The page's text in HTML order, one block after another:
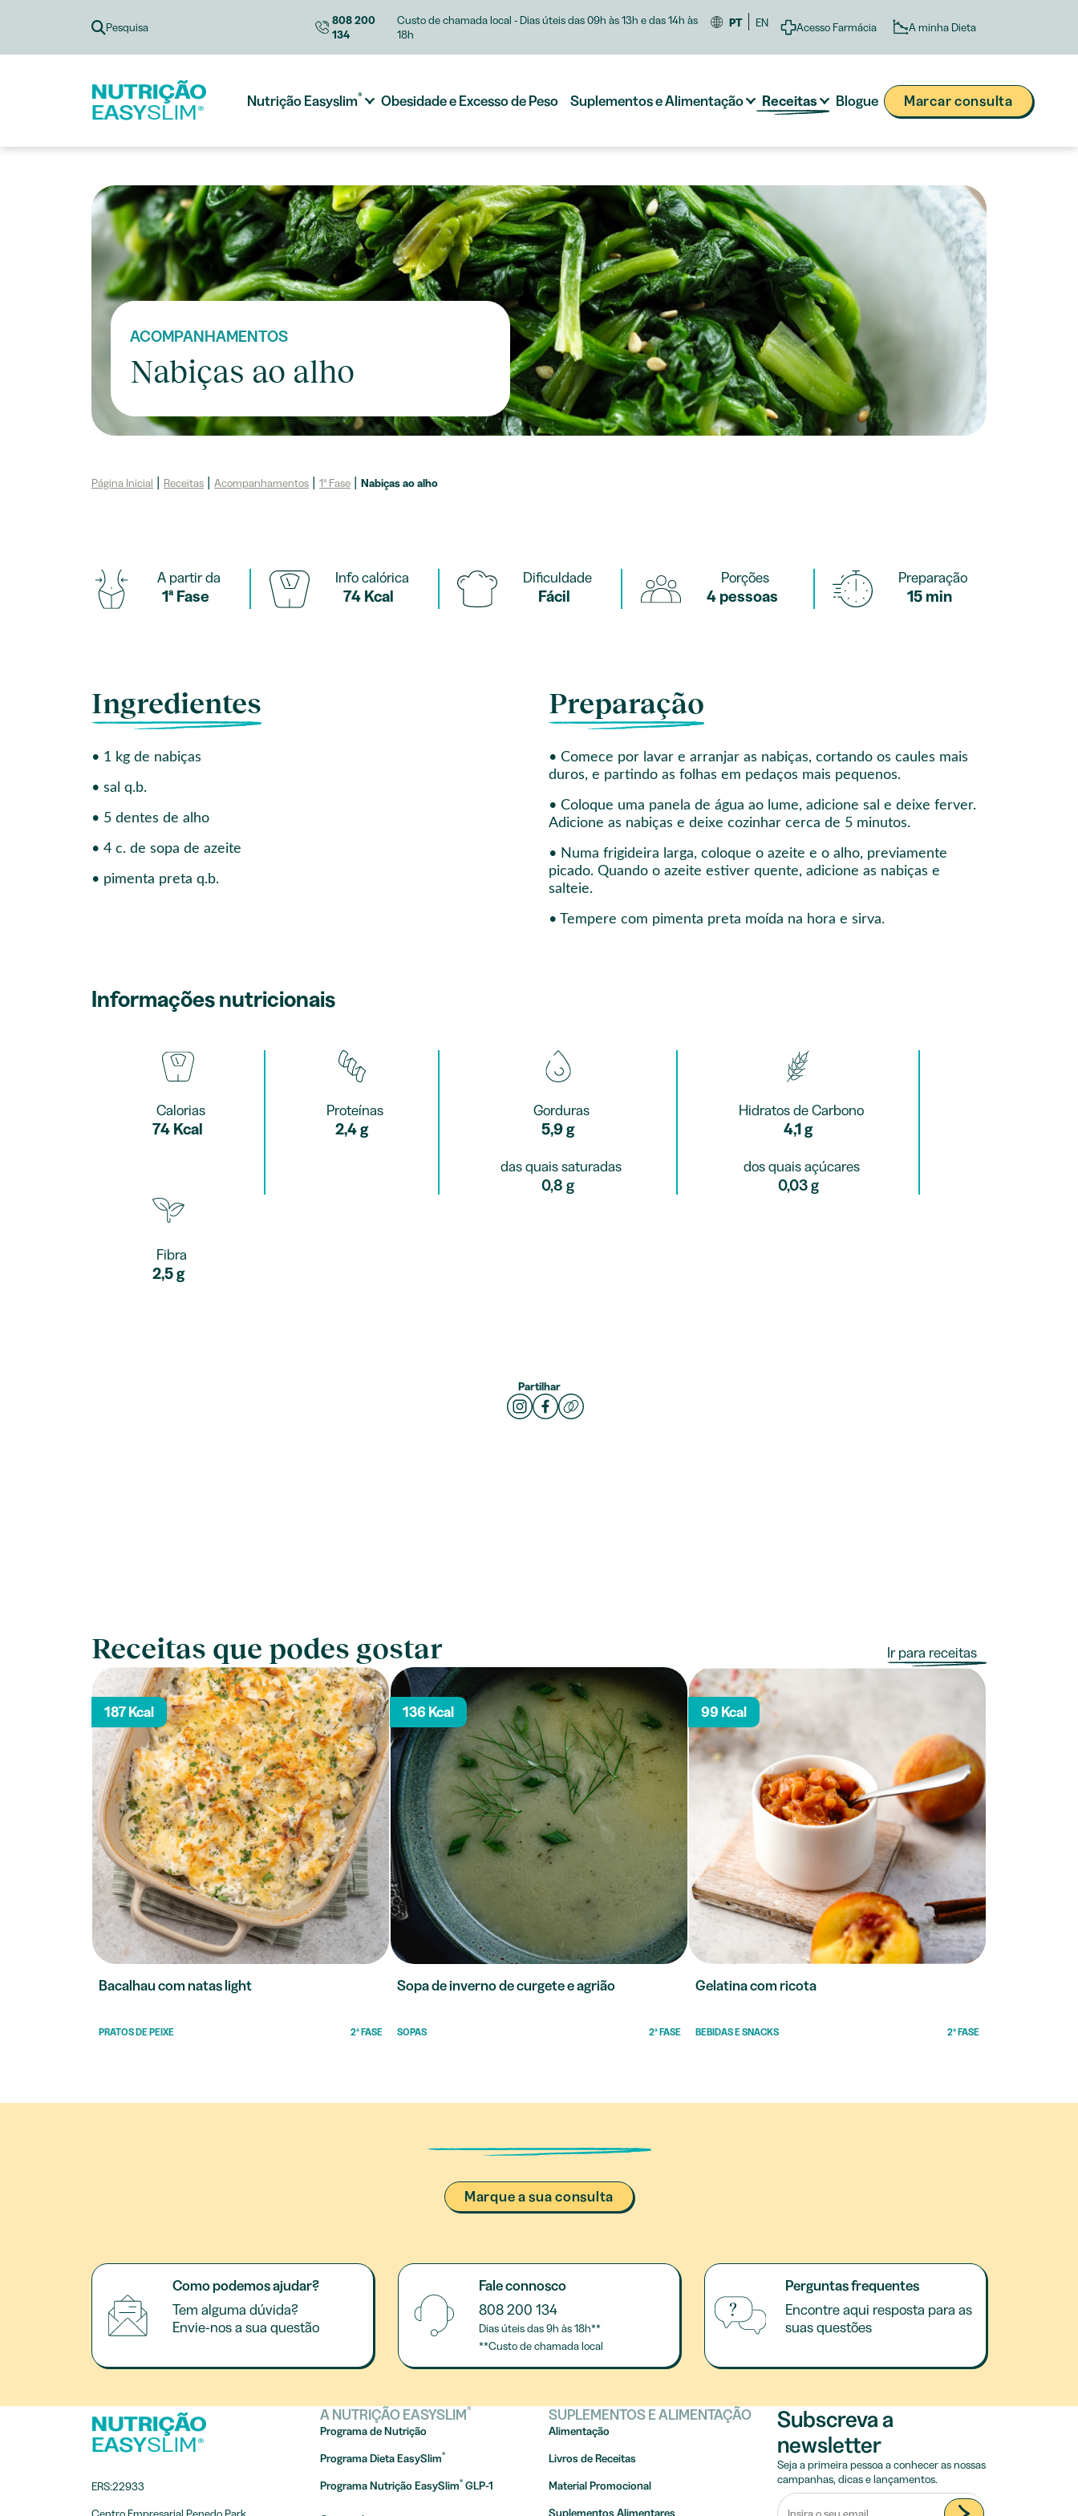
Pesquisa
808 200
134
Custo de chamada local - Dias úteis das 09h às 13h e das 14h às
18h
PT EN Acesso Farmácia A minha Dieta
Nutrição Easyslim® Obesidade e Excesso de Peso Suplementos e Alimentação Receitas Blogue Marcar consulta
ACOMPANHAMENTOS
Nabiças ao alho
Página Inicial Receitas Acompanhamentos 1ª Fase Nabiças ao alho
A partir da
1ª Fase
Info calórica
74 Kcal
Dificuldade
Fácil
Porções
4 pessoas
Preparação
15 min
Ingredientes
• 1 kg de nabiças
• sal q.b.
• 5 dentes de alho
• 4 c. de sopa de azeite
• pimenta preta q.b.
Preparação
• Comece por lavar e arranjar as nabiças, cortando os caules mais
duros, e partindo as folhas em pedaços mais pequenos.
• Coloque uma panela de água ao lume, adicione sal e deixe ferver.
Adicione as nabiças e deixe cozinhar cerca de 5 minutos.
• Numa frigideira larga, coloque o azeite e o alho, previamente
picado. Quando o azeite estiver quente, adicione as nabiças e
salteie.
• Tempere com pimenta preta moída na hora e sirva.
Informações nutricionais
Calorias
74 Kcal
Proteínas
2,4 g
Gorduras
5,9 g
das quais saturadas
0,8 g
Hidratos de Carbono
4,1 g
dos quais açúcares
0,03 g
Fibra
2,5 g
Partilhar
Receitas que podes gostar Ir para receitas
Bacalhau com natas light
PRATOS DE PEIXE 2ª FASE
187 Kcal
Sopa de inverno de curgete e agrião
SOPAS 2ª FASE
136 Kcal
Gelatina com ricota
BEBIDAS E SNACKS 2ª FASE
99 Kcal
Marque a sua consulta
Como podemos ajudar?
Tem alguma dúvida?
Envie-nos a sua questão
Fale connosco
808 200 134
Dias úteis das 9h às 18h**
**Custo de chamada local
Perguntas frequentes
Encontre aqui resposta para as
suas questões
ERS:22933
A NUTRIÇÃO EASYSLIM®
Programa de Nutrição
Programa Dieta EasySlim®
Programa Nutrição EasySlim® GLP-1
SUPLEMENTOS E ALIMENTAÇÃO
Alimentação
Livros de Receitas
Material Promocional
Suplementos Alimentares
Subscreva a
newsletter
Seja a primeira pessoa a conhecer as nossas
campanhas, dicas e lançamentos.